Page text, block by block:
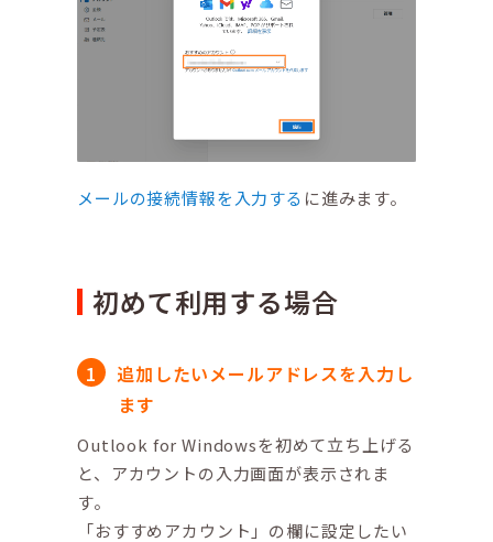
メールの接続情報を入力する に進みます。
初めて利用する場合
追加したいメールアドレスを入力し
ます
Outlook for Windowsを初めて立ち上げる
と、アカウントの入力画面が表示されま
す。
「おすすめアカウント」の欄に設定したい